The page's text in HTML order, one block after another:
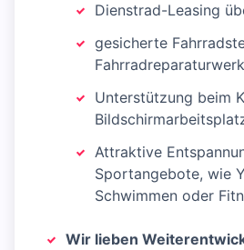
Dienstrad-Leasing
gesicherte
Unterstützung beim
Attraktive
Sportangebote, wie
Schwimmen oder
Wir lieben